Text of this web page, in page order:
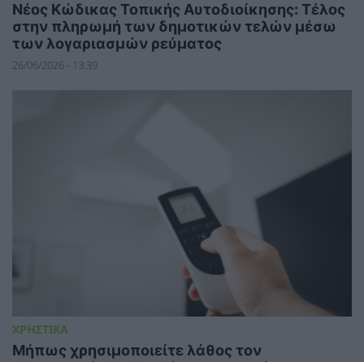
Νέος Κώδικας Τοπικής Αυτοδιοίκησης: Τέλος
στην πληρωμή των δημοτικών τελών μέσω
των λογαριασμών ρεύματος
26/06/2026 - 13:39
ΧΡΗΣΤΙΚΑ
Μήπως χρησιμοποιείτε λάθος τον